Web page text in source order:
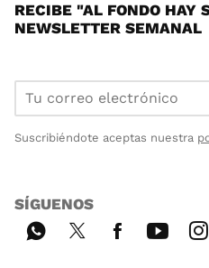
RECIBE "AL FONDO HAY
NEWSLETTER SEMANAL
Suscribiéndote aceptas nuestra
SÍGUENOS